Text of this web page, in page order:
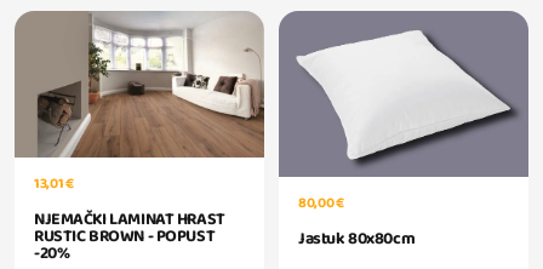
13,01 €
NJEMAČKI LAMINAT HRAST
RUSTIC BROWN - POPUST
-20%
80,00 €
Jastuk 80x80cm